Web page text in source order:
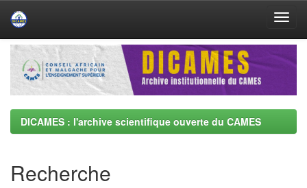
Skip
navigation
DICAMES : l'archive scientifique ouverte du CAMES
Recherche